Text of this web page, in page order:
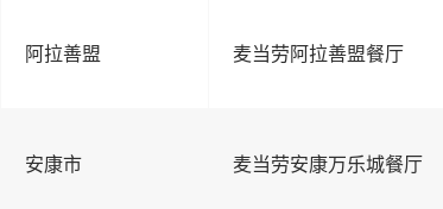
阿拉善盟 麦当劳阿拉善盟餐厅
安康市 麦当劳安康万乐城餐厅